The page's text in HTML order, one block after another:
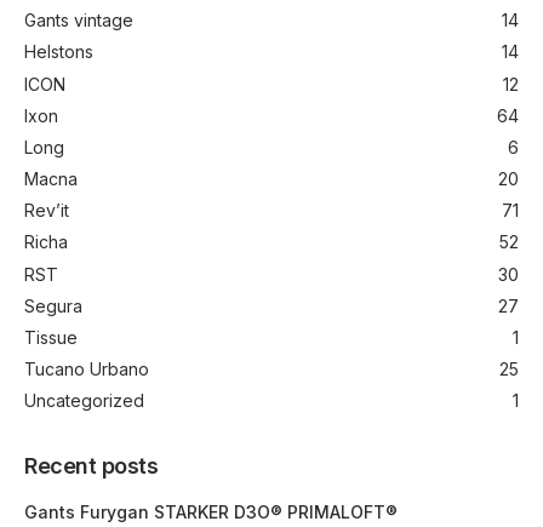
Gants vintage
14
Helstons
14
ICON
12
Ixon
64
Long
6
Macna
20
Rev’it
71
Richa
52
RST
30
Segura
27
Tissue
1
Tucano Urbano
25
Uncategorized
1
Recent posts
Gants Furygan STARKER D3O® PRIMALOFT®